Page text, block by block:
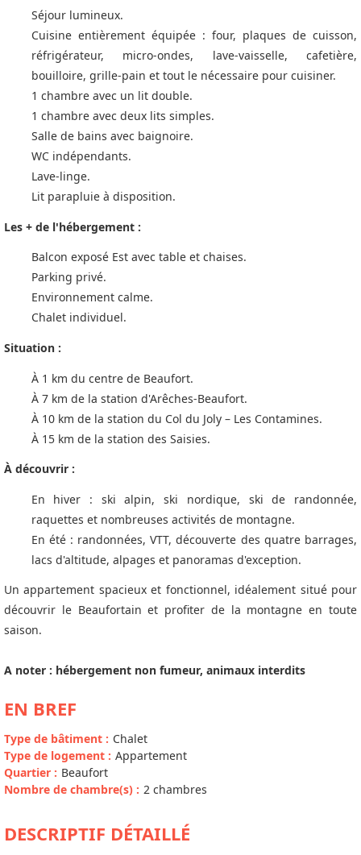
Séjour lumineux.
Cuisine entièrement équipée : four, plaques de cuisson,
réfrigérateur, micro-ondes, lave-vaisselle, cafetière,
bouilloire, grille-pain et tout le nécessaire pour cuisiner.
1 chambre avec un lit double.
1 chambre avec deux lits simples.
Salle de bains avec baignoire.
WC indépendants.
Lave-linge.
Lit parapluie à disposition.
Les + de l'hébergement :
Balcon exposé Est avec table et chaises.
Parking privé.
Environnement calme.
Chalet individuel.
Situation :
À 1 km du centre de Beaufort.
À 7 km de la station d'Arêches-Beaufort.
À 10 km de la station du Col du Joly – Les Contamines.
À 15 km de la station des Saisies.
À découvrir :
En hiver : ski alpin, ski nordique, ski de randonnée,
raquettes et nombreuses activités de montagne.
En été : randonnées, VTT, découverte des quatre barrages,
lacs d'altitude, alpages et panoramas d'exception.
Un appartement spacieux et fonctionnel, idéalement situé pour
découvrir le Beaufortain et profiter de la montagne en toute
saison.
A noter : hébergement non fumeur, animaux interdits
EN BREF
Type de bâtiment : Chalet
Type de logement : Appartement
Quartier : Beaufort
Nombre de chambre(s) : 2 chambres
DESCRIPTIF DÉTAILLÉ